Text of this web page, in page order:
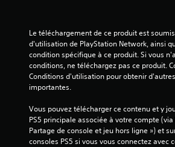
Le téléchargement de ce produit est
d'utilisation de PlayStation Network, ainsi
condition spécifique à ce produit. Si vous
conditions, ne téléchargez pas ce produit.
Conditions d'utilisation pour obtenir
importantes.
Vous pouvez télécharger ce contenu et y
PS5 principale associée à votre compte
Partage de console et jeu hors ligne ») et
consoles PS5 si vous vous connectez avec